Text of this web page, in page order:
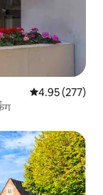
औसत रेटिंग 5 में से
4.95 (277)
पार्किंग